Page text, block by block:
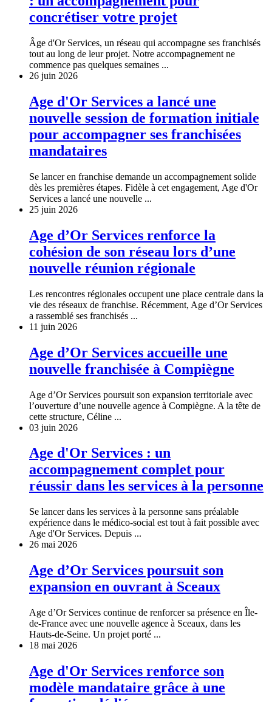
concrétiser votre projet
Âge d'Or Services, un réseau qui accompagne ses franchisés
tout au long de leur projet. Notre accompagnement ne
commence pas quelques semaines ...
26 juin 2026
Age d'Or Services a lancé une
nouvelle session de formation initiale
pour accompagner ses franchisées
mandataires
Se lancer en franchise demande un accompagnement solide
dès les premières étapes. Fidèle à cet engagement, Age d'Or
Services a lancé une nouvelle ...
25 juin 2026
Age d’Or Services renforce la
cohésion de son réseau lors d’une
nouvelle réunion régionale
Les rencontres régionales occupent une place centrale dans la
vie des réseaux de franchise. Récemment, Age d’Or Services
a rassemblé ses franchisés ...
11 juin 2026
Age d’Or Services accueille une
nouvelle franchisée à Compiègne
Age d’Or Services poursuit son expansion territoriale avec
l’ouverture d’une nouvelle agence à Compiègne. A la tête de
cette structure, Céline ...
03 juin 2026
Age d'Or Services : un
accompagnement complet pour
réussir dans les services à la personne
Se lancer dans les services à la personne sans préalable
expérience dans le médico-social est tout à fait possible avec
Age d'Or Services. Depuis ...
26 mai 2026
Age d’Or Services poursuit son
expansion en ouvrant à Sceaux
Age d’Or Services continue de renforcer sa présence en Île-
de-France avec une nouvelle agence à Sceaux, dans les
Hauts-de-Seine. Un projet porté ...
18 mai 2026
Age d'Or Services renforce son
modèle mandataire grâce à une